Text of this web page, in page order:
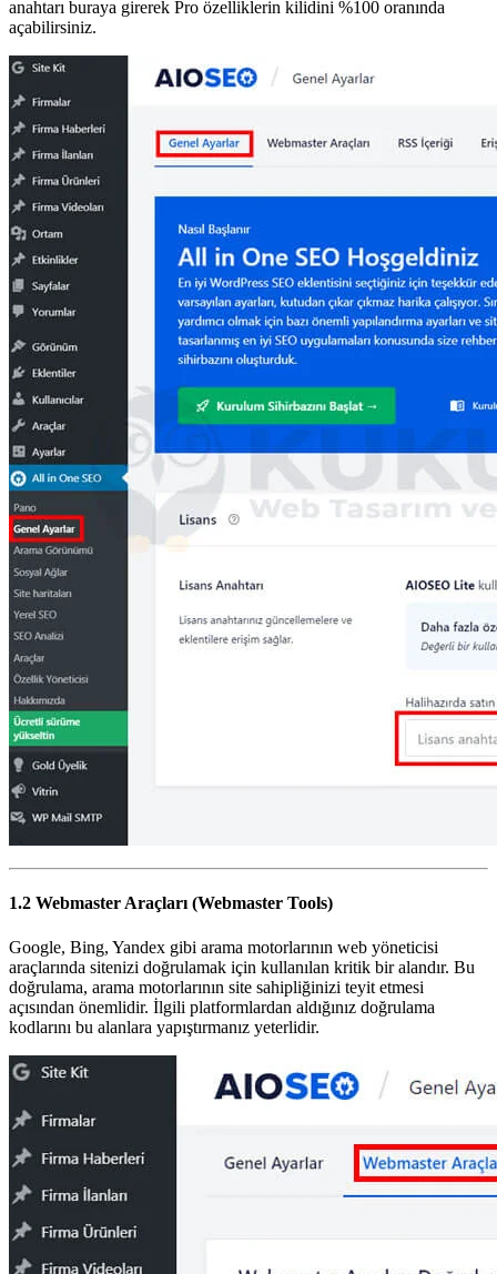
anahtarı buraya girerek Pro özelliklerin kilidini %100 oranında
açabilirsiniz.
1.2 Webmaster Araçları (Webmaster Tools)
Google, Bing, Yandex gibi arama motorlarının web yöneticisi
araçlarında sitenizi doğrulamak için kullanılan kritik bir alandır. Bu
doğrulama, arama motorlarının site sahipliğinizi teyit etmesi
açısından önemlidir. İlgili platformlardan aldığınız doğrulama
kodlarını bu alanlara yapıştırmanız yeterlidir.